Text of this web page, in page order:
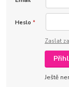
Heslo *
Zaslat
Ještě